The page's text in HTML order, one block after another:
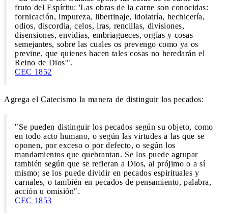
fruto del Espíritu: 'Las obras de la carne son conocidas:
fornicación, impureza, libertinaje, idolatría, hechicería,
odios, discordia, celos, iras, rencillas, divisiones,
disensiones, envidias, embriagueces, orgías y cosas
semejantes, sobre las cuales os prevengo como ya os
previne, que quienes hacen tales cosas no heredarán el
Reino de Dios'".
CEC 1852
Agrega el Catecismo la manera de distinguir los pecados:
"Se pueden distinguir los pecados según su objeto, como
en todo acto humano, o según las virtudes a las que se
oponen, por exceso o por defecto, o según los
mandamientos que quebrantan. Se los puede agrupar
también según que se refieran a Dios, al prójimo o a sí
mismo; se los puede dividir en pecados espirituales y
carnales, o también en pecados de pensamiento, palabra,
acción u omisión".
CEC 1853